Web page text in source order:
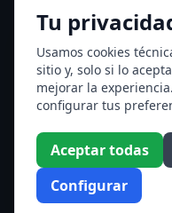
Tu
Usamos cookies
sitio y, solo si lo
mejorar la
configurar tus
Aceptar todas
Configurar
San Osvaldo de
Santa Edith Stein (Sor
Ver todos los santos
Acceso a los Meses
Enero
Marzo